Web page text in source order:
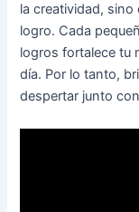
la creatividad,
logro. Cada
logros fortalece tu
día. Por lo tanto,
despertar junto